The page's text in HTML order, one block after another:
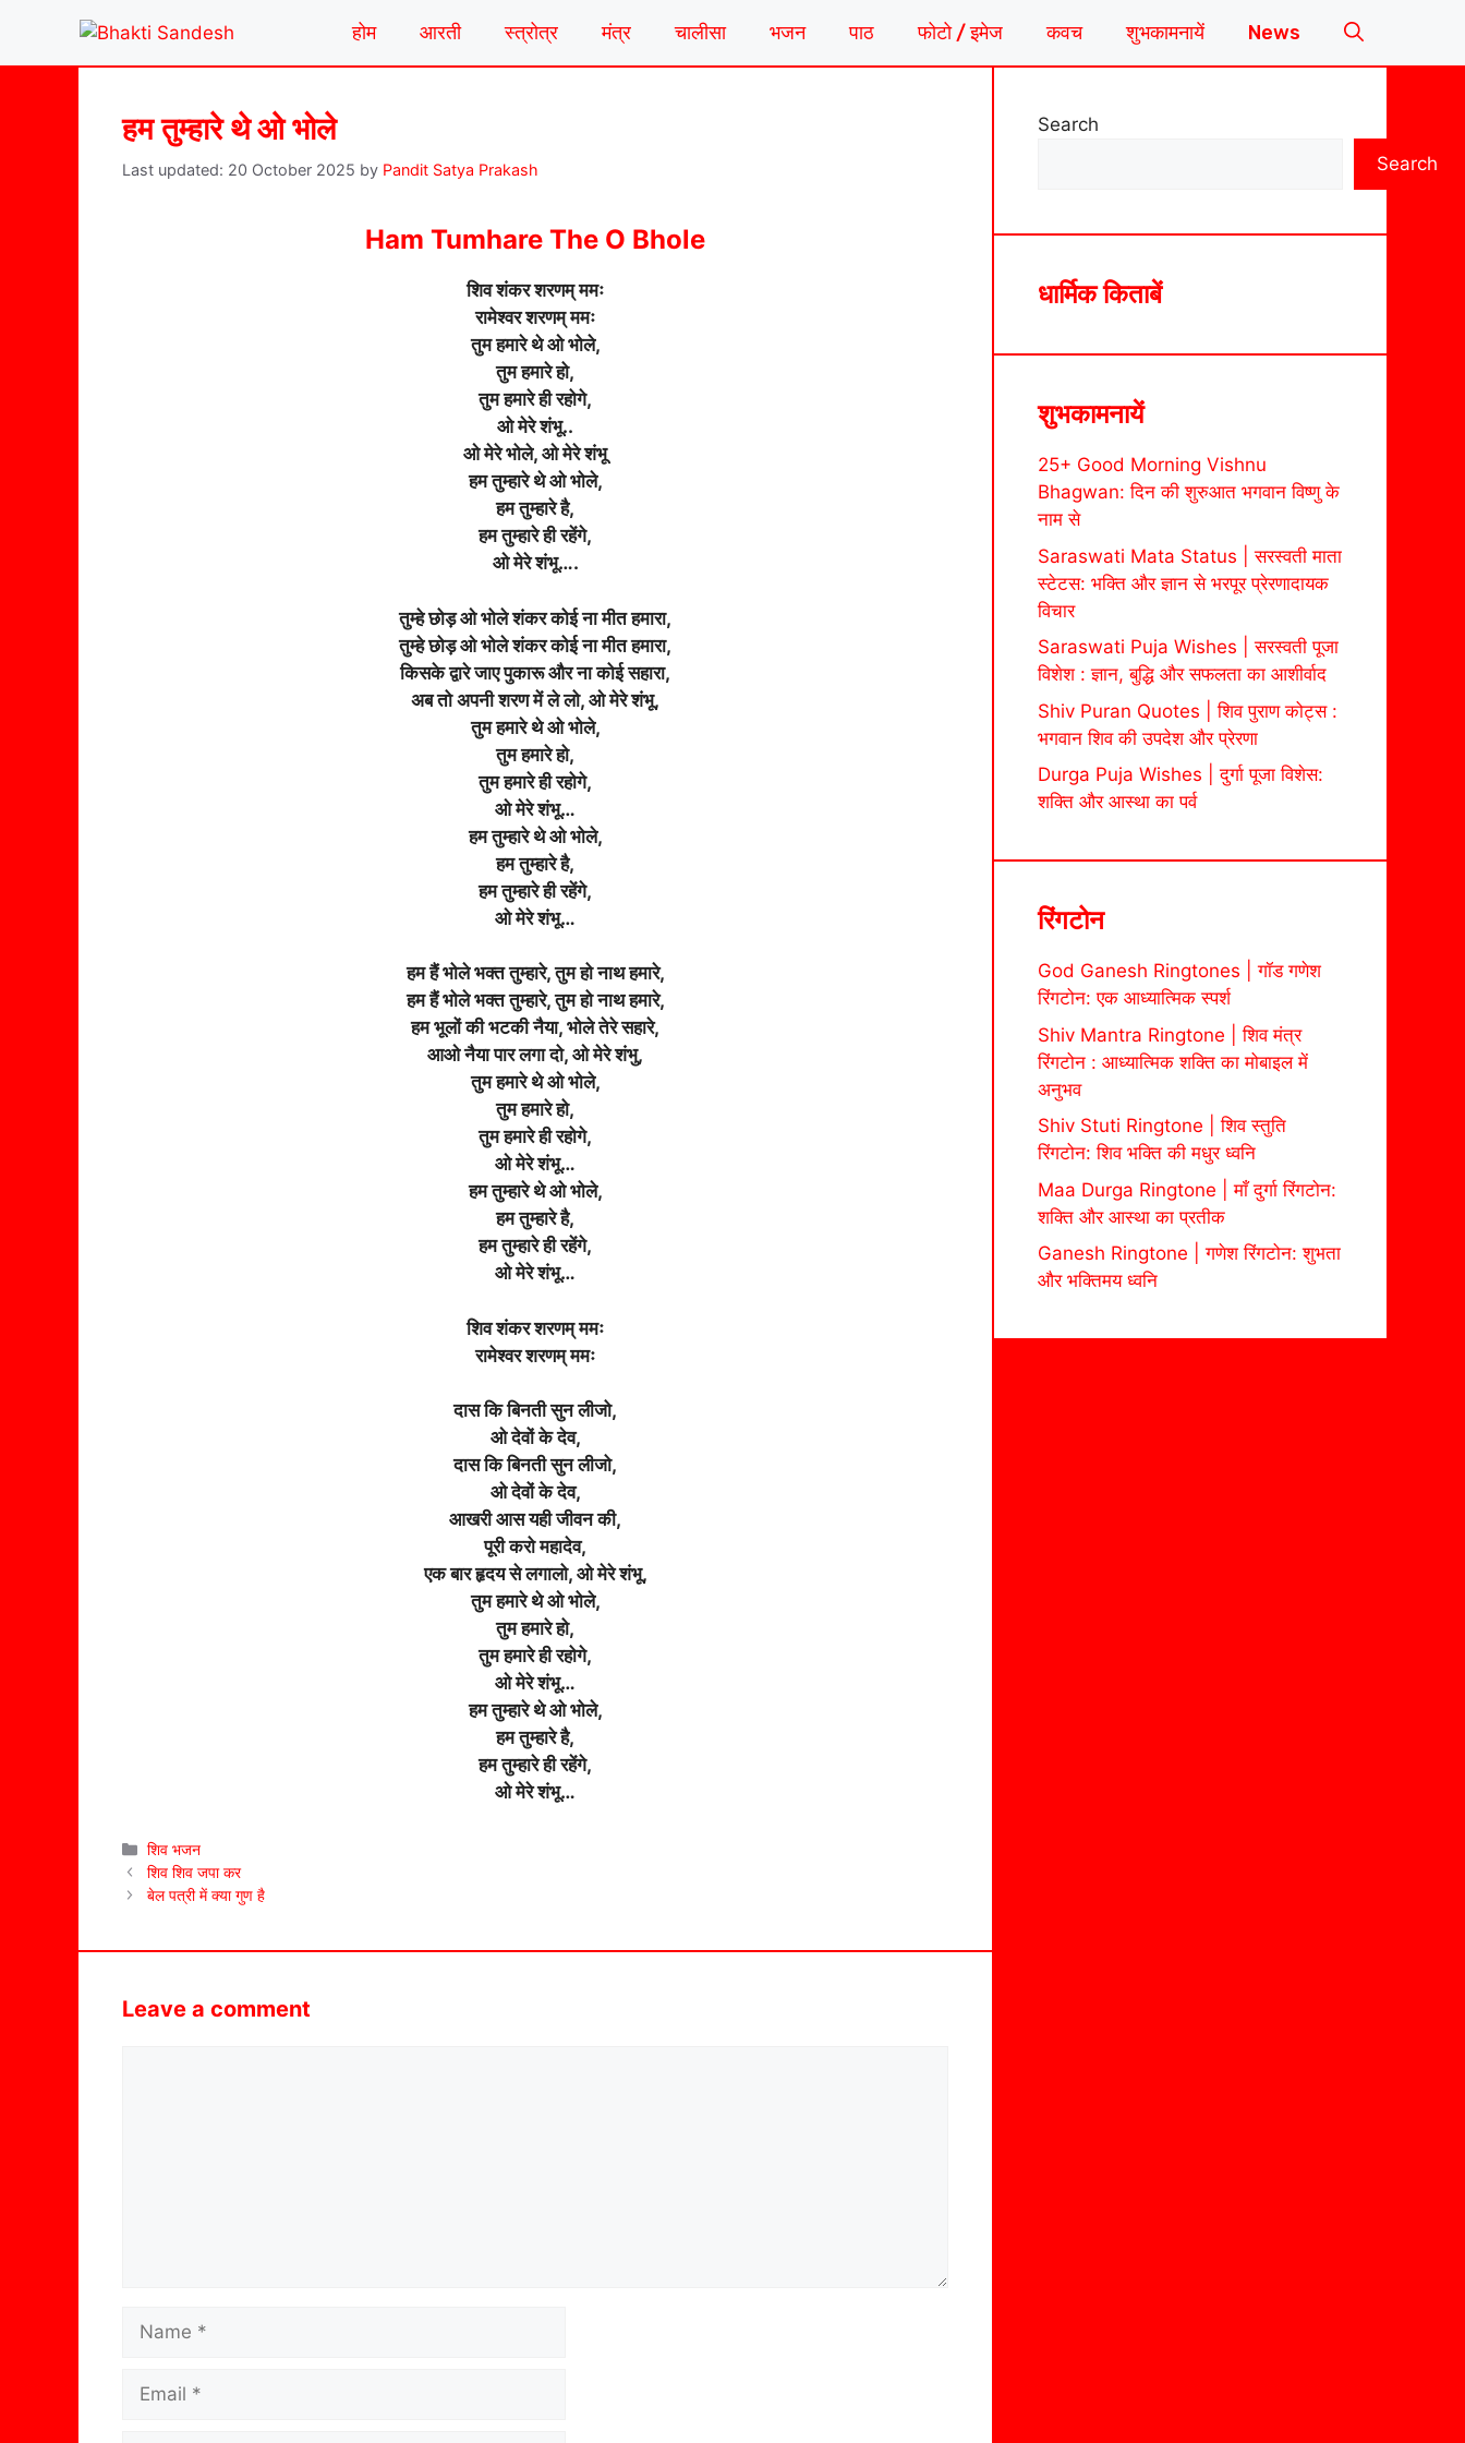
content
होम आरती स्त्रोत्र मंत्र चालीसा भजन पाठ फोटो / इमेज कवच शुभकामनायें News
हम तुम्हारे थे ओ भोले
20 October 2025 by Pandit Satya Prakash
Ham Tumhare The O Bhole
शिव शंकर शरणम् ममः
रामेश्वर शरणम् ममः
तुम हमारे थे ओ भोले,
तुम हमारे हो,
तुम हमारे ही रहोगे,
ओ मेरे शंभू..
ओ मेरे भोले, ओ मेरे शंभू
हम तुम्हारे थे ओ भोले,
हम तुम्हारे है,
हम तुम्हारे ही रहेंगे,
ओ मेरे शंभू….
तुम्हे छोड़ ओ भोले शंकर कोई ना मीत हमारा,
तुम्हे छोड़ ओ भोले शंकर कोई ना मीत हमारा,
किसके द्वारे जाए पुकारू और ना कोई सहारा,
अब तो अपनी शरण में ले लो, ओ मेरे शंभू,
तुम हमारे थे ओ भोले,
तुम हमारे हो,
तुम हमारे ही रहोगे,
ओ मेरे शंभू…
हम तुम्हारे थे ओ भोले,
हम तुम्हारे है,
हम तुम्हारे ही रहेंगे,
ओ मेरे शंभू…
हम हैं भोले भक्त तुम्हारे, तुम हो नाथ हमारे,
हम हैं भोले भक्त तुम्हारे, तुम हो नाथ हमारे,
हम भूलों की भटकी नैया, भोले तेरे सहारे,
आओ नैया पार लगा दो, ओ मेरे शंभु,
तुम हमारे थे ओ भोले,
तुम हमारे हो,
तुम हमारे ही रहोगे,
ओ मेरे शंभू…
हम तुम्हारे थे ओ भोले,
हम तुम्हारे है,
हम तुम्हारे ही रहेंगे,
ओ मेरे शंभू…
शिव शंकर शरणम् ममः
रामेश्वर शरणम् ममः
दास कि बिनती सुन लीजो,
ओ देवों के देव,
दास कि बिनती सुन लीजो,
ओ देवों के देव,
आखरी आस यही जीवन की,
पूरी करो महादेव,
एक बार हृदय से लगालो, ओ मेरे शंभू,
तुम हमारे थे ओ भोले,
तुम हमारे हो,
तुम हमारे ही रहोगे,
ओ मेरे शंभू…
हम तुम्हारे थे ओ भोले,
हम तुम्हारे है,
हम तुम्हारे ही रहेंगे,
ओ मेरे शंभू…
Categories
शिव भजन
शिव शिव जपा कर
बेल पत्री में क्या गुण है
Leave a comment
Name
Email
Search
Search
धार्मिक किताबें
शुभकामनायें
25+ Good Morning Vishnu
Bhagwan: दिन की शुरुआत भगवान विष्णु के
नाम से
Saraswati Mata Status | सरस्वती माता
स्टेटस: भक्ति और ज्ञान से भरपूर प्रेरणादायक
विचार
Saraswati Puja Wishes | सरस्वती पूजा
विशेश : ज्ञान, बुद्धि और सफलता का आशीर्वाद
Shiv Puran Quotes | शिव पुराण कोट्स :
भगवान शिव की उपदेश और प्रेरणा
Durga Puja Wishes | दुर्गा पूजा विशेस:
शक्ति और आस्था का पर्व
रिंगटोन
God Ganesh Ringtones | गॉड गणेश
रिंगटोन: एक आध्यात्मिक स्पर्श
Shiv Mantra Ringtone | शिव मंत्र
रिंगटोन : आध्यात्मिक शक्ति का मोबाइल में
अनुभव
Shiv Stuti Ringtone | शिव स्तुति
रिंगटोन: शिव भक्ति की मधुर ध्वनि
Maa Durga Ringtone | माँ दुर्गा रिंगटोन:
शक्ति और आस्था का प्रतीक
Ganesh Ringtone | गणेश रिंगटोन: शुभता
और भक्तिमय ध्वनि